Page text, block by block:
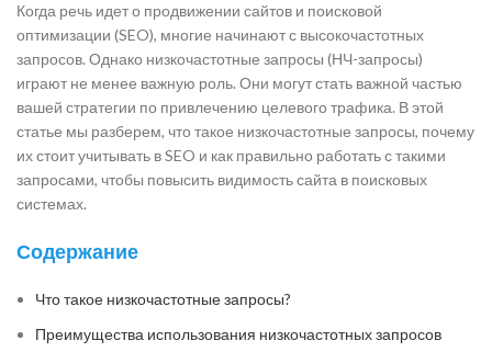
Когда речь идет о продвижении сайтов и поисковой
оптимизации (SEO), многие начинают с высокочастотных
запросов. Однако низкочастотные запросы (НЧ-запросы)
играют не менее важную роль. Они могут стать важной частью
вашей стратегии по привлечению целевого трафика. В этой
статье мы разберем, что такое низкочастотные запросы, почему
их стоит учитывать в SEO и как правильно работать с такими
запросами, чтобы повысить видимость сайта в поисковых
системах.
Содержание
Что такое низкочастотные запросы?
Преимущества использования низкочастотных запросов